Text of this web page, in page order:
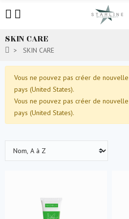
SKIN CARE
SKIN CARE
Vous ne pouvez pas créer de
pays (United States).
Vous ne pouvez pas créer de
pays (United States).